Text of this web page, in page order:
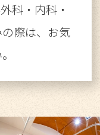
科・内科・
際は、お気